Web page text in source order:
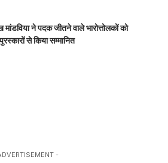
ने पदक जीतने वाले भारोत्तोलकों को
से किया सम्मानित
-